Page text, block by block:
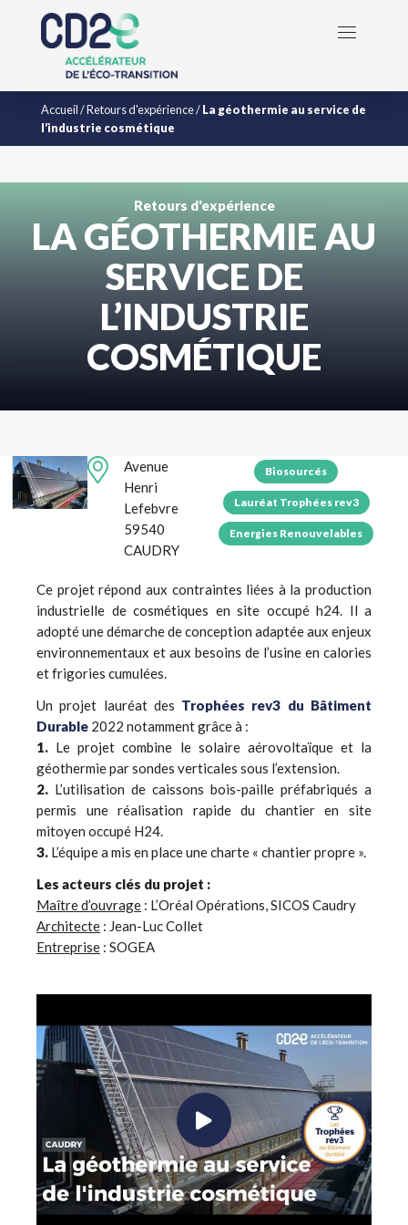
Accueil/Retours d'expérience/La géothermie au service de
l’industrie cosmétique
Retours d'expérience
LA GÉOTHERMIE AU
SERVICE DE
L’INDUSTRIE
COSMÉTIQUE
Avenue
Henri
Lefebvre
59540
CAUDRY
Biosourcés
Lauréat Trophées rev3
Energies Renouvelables
Ce projet répond aux contraintes liées à la production
industrielle de cosmétiques en site occupé h24. Il a
adopté une démarche de conception adaptée aux enjeux
environnementaux et aux besoins de l’usine en calories
et frigories cumulées.
Un projet lauréat des Trophées rev3 du Bâtiment
Durable 2022 notamment grâce à :
1. Le projet combine le solaire aérovoltaïque et la
géothermie par sondes verticales sous l’extension.
2. L’utilisation de caissons bois-paille préfabriqués a
permis une réalisation rapide du chantier en site
mitoyen occupé H24.
3. L’équipe a mis en place une charte « chantier propre ».
Les acteurs clés du projet :
Maître d’ouvrage : L’Oréal Opérations, SICOS Caudry
Architecte : Jean-Luc Collet
Entreprise : SOGEA